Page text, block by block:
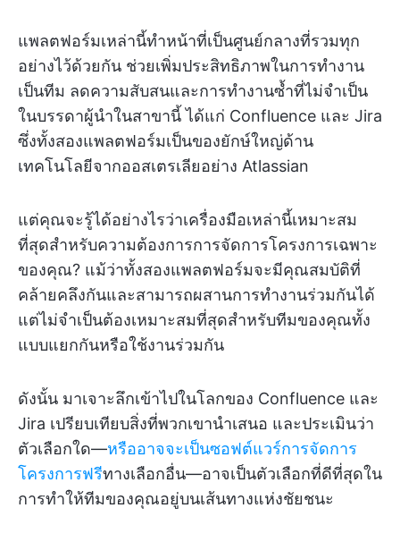
แพลตฟอร์มเหล่านี้ทำหน้าที่เป็นศูนย์กลางที่รวมทุก
อย่างไว้ด้วยกัน ช่วยเพิ่มประสิทธิภาพในการทำงาน
เป็นทีม ลดความสับสนและการทำงานซ้ำที่ไม่จำเป็น
ในบรรดาผู้นำในสาขานี้ ได้แก่ Confluence และ Jira
ซึ่งทั้งสองแพลตฟอร์มเป็นของยักษ์ใหญ่ด้าน
เทคโนโลยีจากออสเตรเลียอย่าง Atlassian
แต่คุณจะรู้ได้อย่างไรว่าเครื่องมือเหล่านี้เหมาะสม
ที่สุดสำหรับความต้องการการจัดการโครงการเฉพาะ
ของคุณ? แม้ว่าทั้งสองแพลตฟอร์มจะมีคุณสมบัติที่
คล้ายคลึงกันและสามารถผสานการทำงานร่วมกันได้
แต่ไม่จำเป็นต้องเหมาะสมที่สุดสำหรับทีมของคุณทั้ง
แบบแยกกันหรือใช้งานร่วมกัน
ดังนั้น มาเจาะลึกเข้าไปในโลกของ Confluence และ
Jira เปรียบเทียบสิ่งที่พวกเขานำเสนอ และประเมินว่า
ตัวเลือกใด—หรืออาจจะเป็นซอฟต์แวร์การจัดการ
โครงการฟรีทางเลือกอื่น—อาจเป็นตัวเลือกที่ดีที่สุดใน
การทำให้ทีมของคุณอยู่บนเส้นทางแห่งชัยชนะ